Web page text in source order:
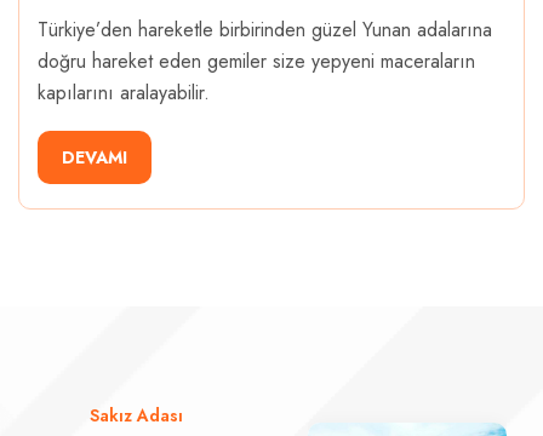
Türkiye’den hareketle birbirinden güzel Yunan adalarına
doğru hareket eden gemiler size yepyeni maceraların
kapılarını aralayabilir.
DEVAMI
Sakız Adası